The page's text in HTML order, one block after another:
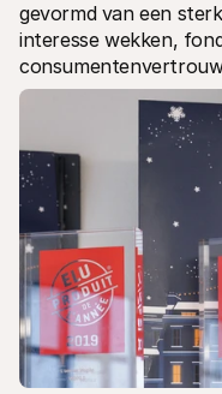
gevormd van een
interesse wekken,